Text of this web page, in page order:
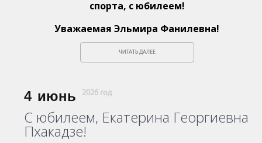
спорта, с юбилеем!
Уважаемая Эльмира Фанилевна!
ЧИТАТЬ ДАЛЕЕ
4 июнь 2026 год
С юбилеем, Екатерина Георгиевна
Пхакадзе!